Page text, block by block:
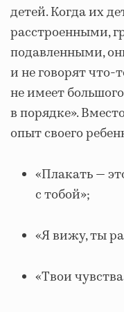
детей. Когда их
расстроенными,
подавленными,
и не говорят что-
не имеет
в порядке».
опыт своего
«Плакать —
с тобой»;
«Я вижу, ты
«Твои